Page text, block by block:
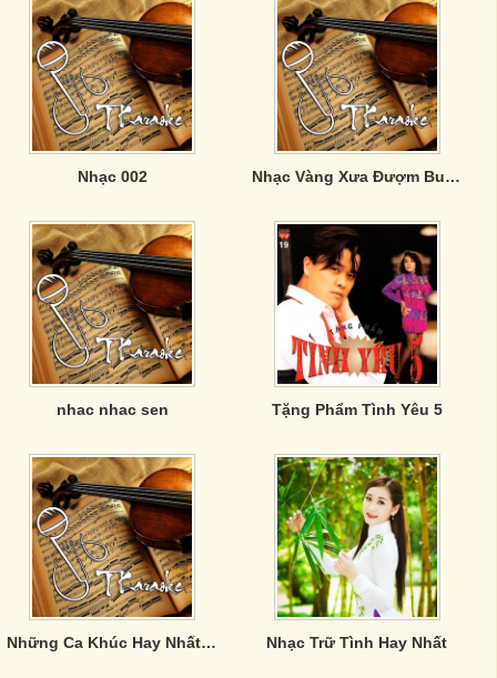
Nhạc 002 Nhạc Vàng Xưa Đượm Buồn
nhac nhac sen Tặng Phẩm Tình Yêu 5
Những Ca Khúc Hay Nhất Của Phương Anh Nhạc Trữ Tình Hay Nhất